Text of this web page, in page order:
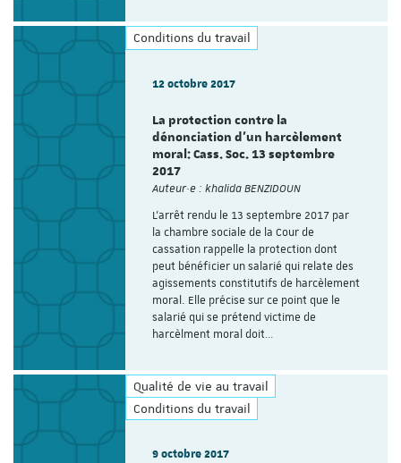
Conditions du travail
12 octobre 2017
La protection contre la
dénonciation d'un harcèlement
moral: Cass. Soc. 13 septembre
2017
Auteur·e : khalida BENZIDOUN
L'arrêt rendu le 13 septembre 2017 par
la chambre sociale de la Cour de
cassation rappelle la protection dont
peut bénéficier un salarié qui relate des
agissements constitutifs de harcèlement
moral. Elle précise sur ce point que le
salarié qui se prétend victime de
harcèlment moral doit…
Qualité de vie au travail
Conditions du travail
9 octobre 2017